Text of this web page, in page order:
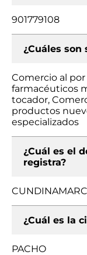
901779108
¿Cuáles son
Comercio al
farmacéuticos
tocador,
productos
especializados
¿Cuál es el
registra?
¿Cuál es la
PACHO